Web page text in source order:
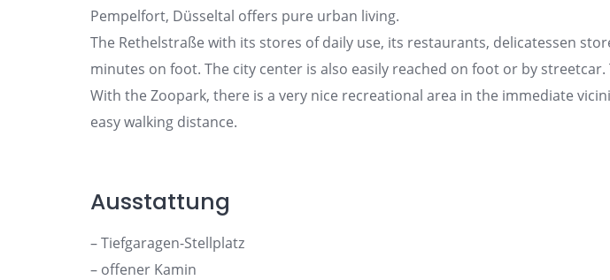
Pempelfort, Düsseltal offers pure urban living.
The Rethelstraße with its stores of daily use, its restaurants, delicatessen
minutes on foot. The city center is also easily reached on foot or by
With the Zoopark, there is a very nice recreational area in the immediate
easy walking distance.
Ausstattung
– Tiefgaragen-Stellplatz
– offener Kamin